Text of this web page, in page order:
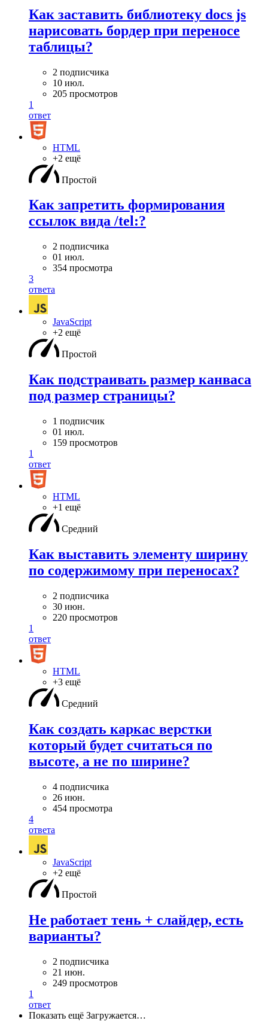
Как заставить библиотеку docs js
нарисовать бордер при переносе
таблицы?
2 подписчика
10 июл.
205 просмотров
1
ответ
HTML
+2 ещё
Простой
Как запретить формирования
ссылок вида /tel:?
2 подписчика
01 июл.
354 просмотра
3
ответа
JavaScript
+2 ещё
Простой
Как подстраивать размер канваса
под размер страницы?
1 подписчик
01 июл.
159 просмотров
1
ответ
HTML
+1 ещё
Средний
Как выставить элементу ширину
по содержимому при переносах?
2 подписчика
30 июн.
220 просмотров
1
ответ
HTML
+3 ещё
Средний
Как создать каркас верстки
который будет считаться по
высоте, а не по ширине?
4 подписчика
26 июн.
454 просмотра
4
ответа
JavaScript
+2 ещё
Простой
Не работает тень + слайдер, есть
варианты?
2 подписчика
21 июн.
249 просмотров
1
ответ
Показать ещё Загружается…